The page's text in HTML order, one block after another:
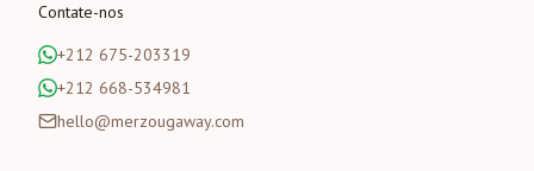
Contate-nos
+212 675-203319
+212 668-534981
hello@merzougaway.com